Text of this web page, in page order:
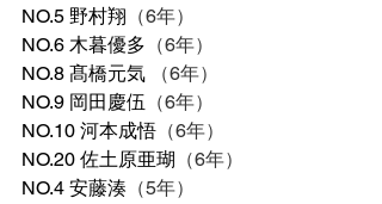
NO.5 野村翔 （6年）
NO.6 木暮優多 （6年）
NO.8 髙橋元気
（6年）
NO.9 岡田慶伍 （6年）
NO.10 河本成悟 （6年）
NO.20 佐土原亜瑚 （6年）
NO.4 安藤湊 （5年）